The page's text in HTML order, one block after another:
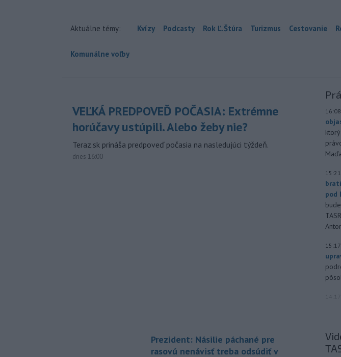
Aktuálne témy: Kvízy Podcasty Rok Ľ.Štúra Turizmus Cestovanie
Komunálne voľby
VEĽKÁ PREDPOVEĎ POČASIA: Extrémne
horúčavy ustúpili. Alebo žeby nie?
Teraz.sk prináša predpoveď počasia na nasledujúci týždeň.
dnes 16:00
Prezident: Násilie páchané pre
rasovú nenávisť treba odsúdiť v
16:08
15:21
pod
15:17